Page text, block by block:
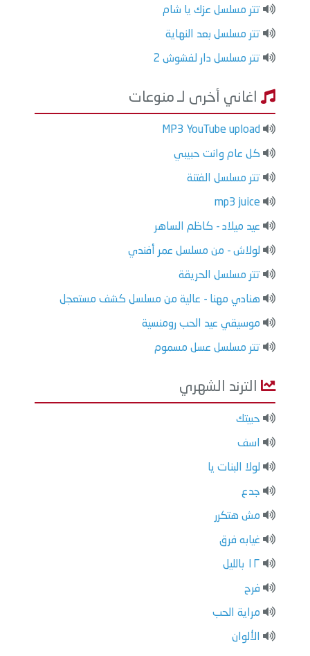
تتر مسلسل عزك يا شام
تتر مسلسل بعد النهاية
تتر مسلسل دار لفشوش 2
اغاني أخرى لـ منوعات
MP3 YouTube upload
كل عام وانت حبيبي
تتر مسلسل الفتنة
mp3 juice
عيد ميلاد - كاظم الساهر
لولاش - من مسلسل عمر أفندي
تتر مسلسل الحريقة
هنادي مهنا - عالية من مسلسل كشف مستعجل
موسيقي عيد الحب رومنسية
تتر مسلسل عسل مسموم
الترند الشهري
حبيتك
اسف
لولا البنات يا
جدع
مش هتكرر
غيابه فرق
١٢ بالليل
فرح
مراية الحب
الألوان